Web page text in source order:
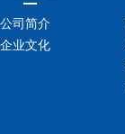
公司简介
企业文化